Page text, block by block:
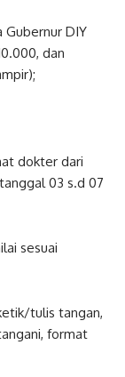
Gubernur DIY
dan
dokter dari
03 s.d 07
sesuai
tulis tangan,
format